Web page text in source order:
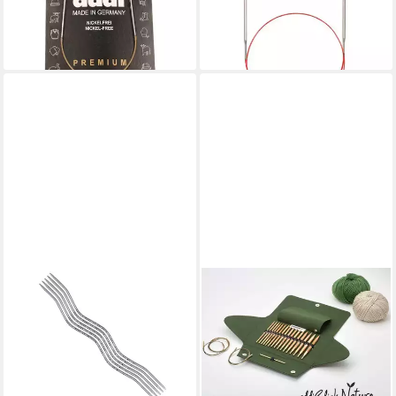
9,49 €
lieferbar in 2 Wochen
ab 8,87 €
lieferbar in 2 Wochen